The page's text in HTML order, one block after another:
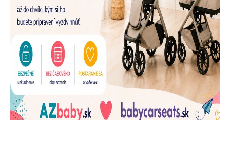
D
J
Ň
U